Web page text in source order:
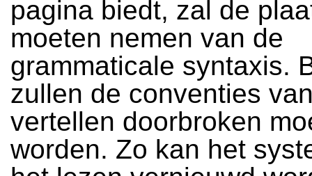
pagina biedt, zal de
moeten nemen van de
grammaticale syntaxis.
zullen de conventies
vertellen doorbroken
worden. Zo kan het